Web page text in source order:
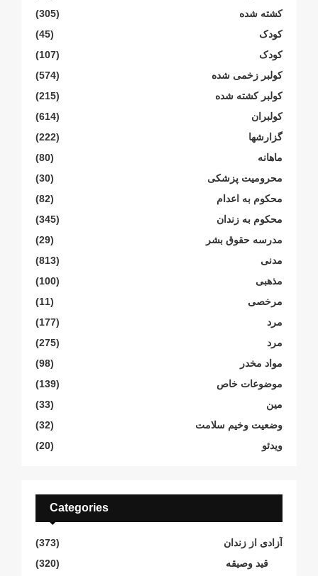
کشته شده
(305)
کودک
(45)
کودک
(107)
کولبر زخمی شدە
(574)
کولبر کشتە شدە
(215)
کولبران
(614)
گزارشها
(222)
ماهانە
(80)
محرومیت پزشکی
(30)
محکوم بە اعدام
(82)
محکوم بە زندان
(345)
مدرسە حقوق بشر
(29)
مدنی
(813)
مذهبی
(100)
مرخصی
(11)
مرد
(177)
مرد
(275)
مواد مخدر
(98)
موضوعات خاص
(139)
مین
(33)
وضعیت وخیم سلامت
(32)
ویدئو
(20)
Categories
آزادی از زندان
(373)
قید وصیقه
(320)